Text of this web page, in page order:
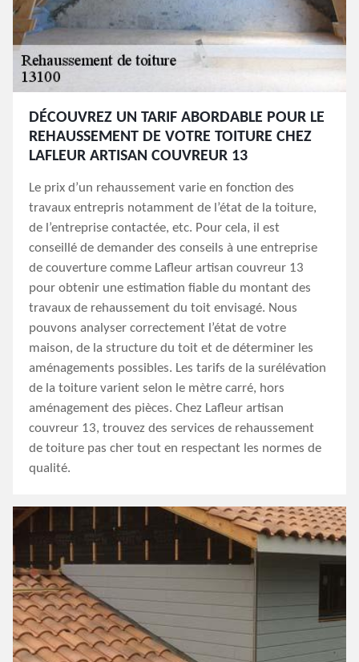
DÉCOUVREZ UN TARIF ABORDABLE POUR LE
REHAUSSEMENT DE VOTRE TOITURE CHEZ
LAFLEUR ARTISAN COUVREUR 13
Le prix d’un rehaussement varie en fonction des
travaux entrepris notamment de l’état de la toiture,
de l’entreprise contactée, etc. Pour cela, il est
conseillé de demander des conseils à une entreprise
de couverture comme Lafleur artisan couvreur 13
pour obtenir une estimation fiable du montant des
travaux de rehaussement du toit envisagé. Nous
pouvons analyser correctement l’état de votre
maison, de la structure du toit et de déterminer les
aménagements possibles. Les tarifs de la surélévation
de la toiture varient selon le mètre carré, hors
aménagement des pièces. Chez Lafleur artisan
couvreur 13, trouvez des services de rehaussement
de toiture pas cher tout en respectant les normes de
qualité.